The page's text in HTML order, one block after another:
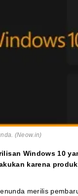
(Neow.in)
Windows 10
karena
merilis